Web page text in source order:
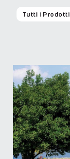
Tutti i Prodotti